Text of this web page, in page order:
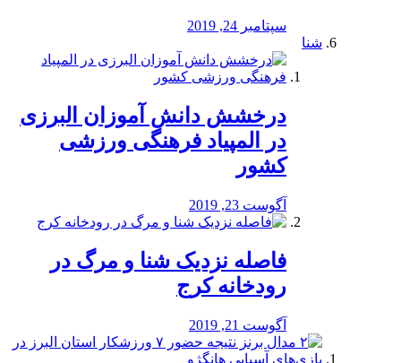
سپتامبر 24, 2019
شنا
درخشش دانش آموزان البرزی
در المپیاد فرهنگی ورزشی
کشور
آگوست 23, 2019
️فاصله نزدیک شنا و مرگ در
رودخانه کرج
آگوست 21, 2019